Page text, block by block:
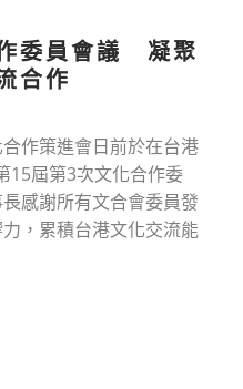
委員會議 凝聚
合作
作策進會日前於在台港
15屆第3次文化合作委
感謝所有文合會委員發
，累積台港文化交流能